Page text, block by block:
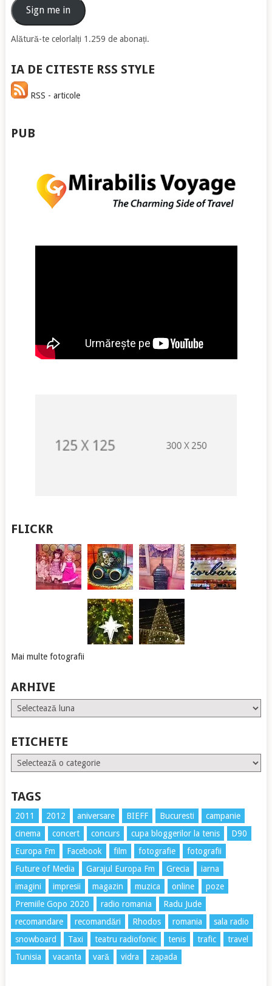
emailSign me in
Alătură-te celorlalți 1.259 de abonați.
IA DE CITESTE RSS STYLE
RSS - articole
PUB
FLICKR
Mai multe fotografii
ARHIVE
Arhive
ETICHETE
Etichete
TAGS
2011 2012 aniversare BIEFF Bucuresti
campanie
cinema
concert concurs cupa bloggerilor la tenis
D90
Europa Fm
Facebook film fotografie
fotografii
Future of Media
Garajul Europa Fm Grecia
iarna
imagini
impresii magazin muzica online
poze
Premiile Gopo 2020
radio romania
Radu Jude
recomandare
recomandări Rhodos romania
sala radio
snowboard
Taxi teatru radiofonic tenis trafic
travel
Tunisia
vacanta vară vidra zapada